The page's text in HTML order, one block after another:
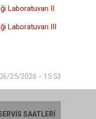
Laboratuvarı II
Laboratuvarı III
25/2026 - 15:53
SAATLERİ